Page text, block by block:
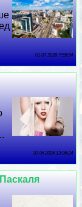
01 07 2026 7:55:54
30 06 2026 13:36:24